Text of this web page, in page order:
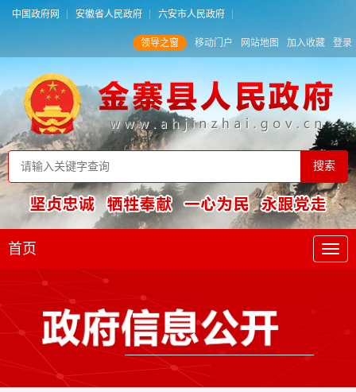
中国政府网 安徽省人民政府 六安市人民政府
领导之窗 移动门户 网站地图 加入收藏 登录
首页